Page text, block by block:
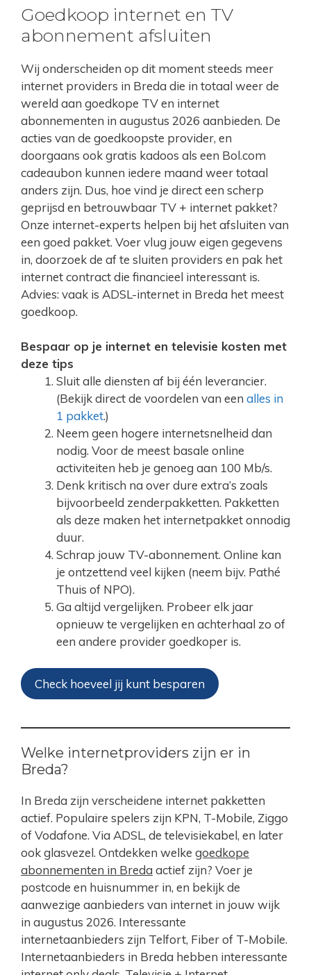
Goedkoop internet en TV
abonnement afsluiten
Wij onderscheiden op dit moment steeds meer
internet providers in Breda die in totaal weer de
wereld aan goedkope TV en internet
abonnementen in augustus 2026 aanbieden. De
acties van de goedkoopste provider, en
doorgaans ook gratis kadoos als een Bol.com
cadeaubon kunnen iedere maand weer totaal
anders zijn. Dus, hoe vind je direct een scherp
geprijsd en betrouwbaar TV + internet pakket?
Onze internet-experts helpen bij het afsluiten van
een goed pakket. Voer vlug jouw eigen gegevens
in, doorzoek de af te sluiten providers en pak het
internet contract die financieel interessant is.
Advies: vaak is ADSL-internet in Breda het meest
goedkoop.
Bespaar op je internet en televisie kosten met
deze tips
Sluit alle diensten af bij één leverancier.
(Bekijk direct de voordelen van een alles in
1 pakket.)
Neem geen hogere internetsnelheid dan
nodig. Voor de meest basale online
activiteiten heb je genoeg aan 100 Mb/s.
Denk kritisch na over dure extra’s zoals
bijvoorbeeld zenderpakketten. Pakketten
als deze maken het internetpakket onnodig
duur.
Schrap jouw TV-abonnement. Online kan
je ontzettend veel kijken (neem bijv. Pathé
Thuis of NPO).
Ga altijd vergelijken. Probeer elk jaar
opnieuw te vergelijken en achterhaal zo of
een andere provider goedkoper is.
Check hoeveel jij kunt besparen
Welke internetproviders zijn er in
Breda?
In Breda zijn verscheidene internet pakketten
actief. Populaire spelers zijn KPN, T-Mobile, Ziggo
of Vodafone. Via ADSL, de televisiekabel, en later
ook glasvezel. Ontdekken welke goedkope
abonnementen in Breda actief zijn? Voer je
postcode en huisnummer in, en bekijk de
aanwezige aanbieders van internet in jouw wijk
in augustus 2026. Interessante
internetaanbieders zijn Telfort, Fiber of T-Mobile.
Internetaanbieders in Breda hebben interessante